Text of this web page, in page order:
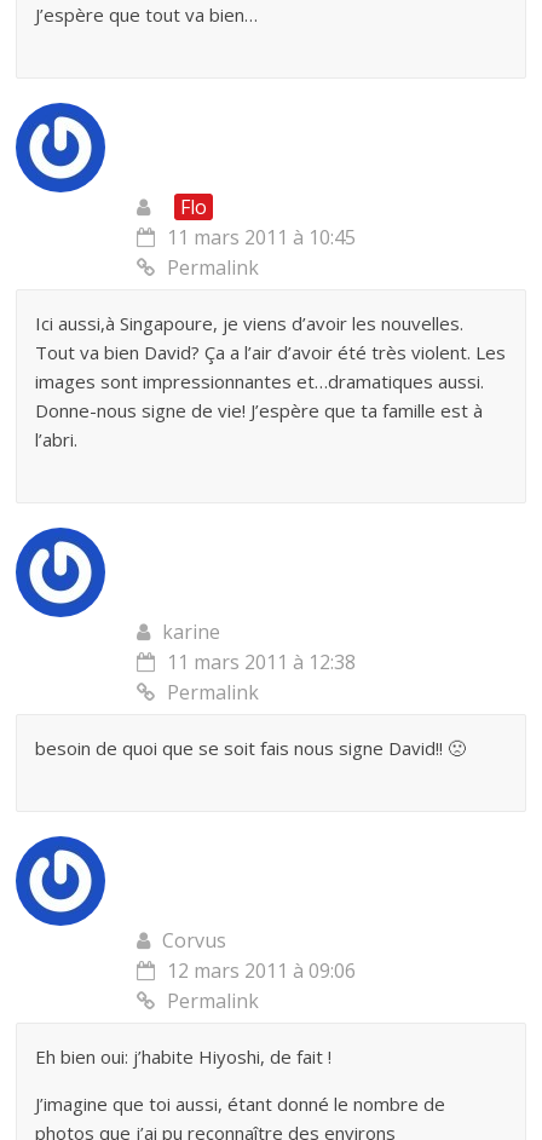
J’espère que tout va bien…
Flo
11 mars 2011 à 10:45
Permalink
Ici aussi,à Singapoure, je viens d’avoir les nouvelles.
Tout va bien David? Ça a l’air d’avoir été très violent. Les
images sont impressionnantes et…dramatiques aussi.
Donne-nous signe de vie! J’espère que ta famille est à
l’abri.
karine
11 mars 2011 à 12:38
Permalink
besoin de quoi que se soit fais nous signe David!! 🙁
Corvus
12 mars 2011 à 09:06
Permalink
Eh bien oui: j’habite Hiyoshi, de fait !
J’imagine que toi aussi, étant donné le nombre de
photos que j’ai pu reconnaître des environs